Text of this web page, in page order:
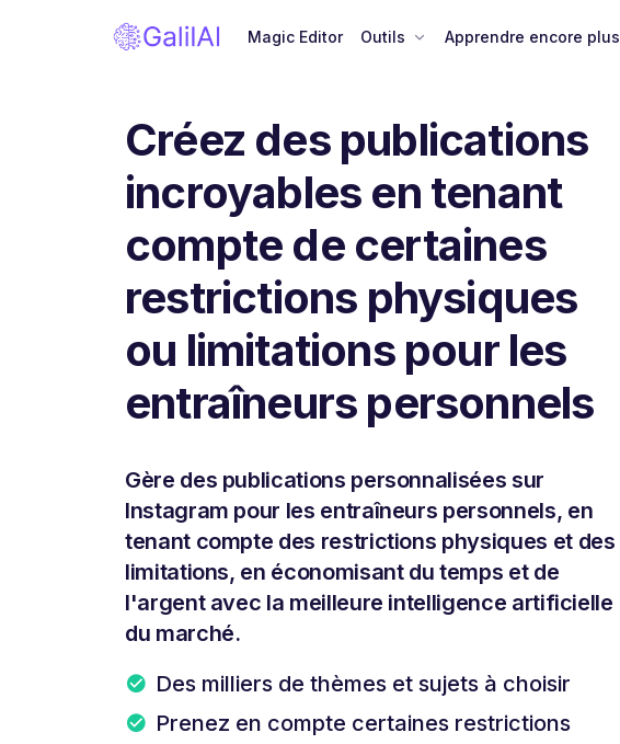
Magic Editor Outils Apprendre encore plus
Créez des publications
incroyables en tenant
compte de certaines
restrictions physiques
ou limitations pour les
entraîneurs personnels
Gère des publications personnalisées sur
Instagram pour les entraîneurs personnels, en
tenant compte des restrictions physiques et des
limitations, en économisant du temps et de
l'argent avec la meilleure intelligence artificielle
du marché.
Des milliers de thèmes et sujets à choisir
Prenez en compte certaines restrictions